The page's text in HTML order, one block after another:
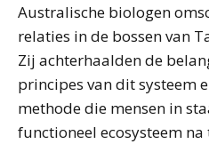
Australische biologen
relaties in de bossen van
Zij achterhaalden de
principes van dit systeem
methode die mensen in
functioneel ecosysteem na